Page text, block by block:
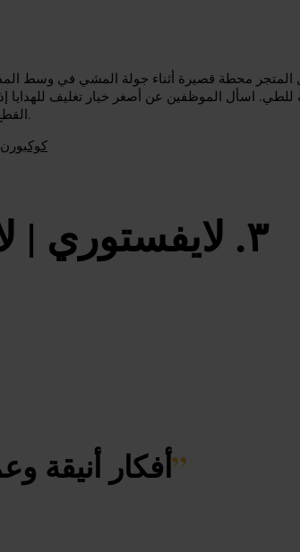
المتجر محطة قصيرة أثناء جولة المشي في وسط
للطي. اسأل الموظفين عن أصغر خيار تغليف للهدايا
القطع التي تبرز الطابع المحلي ثم تابع بقية خطتك.
55 كوكبورن
لايفستوري |
أفكار أنيقة”